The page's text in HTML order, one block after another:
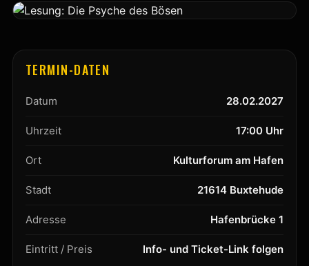
TERMIN-DATEN
Datum 28.02.2027
Uhrzeit 17:00 Uhr
Ort Kulturforum am Hafen
Stadt 21614 Buxtehude
Adresse Hafenbrücke 1
Eintritt / Preis Info- und Ticket-Link folgen